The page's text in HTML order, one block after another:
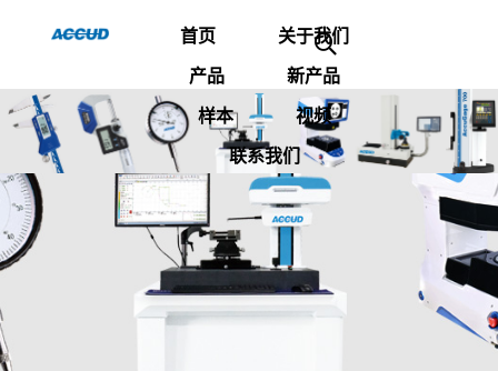
首页 关于我们
产品 新产品
样本 视频
联系我们